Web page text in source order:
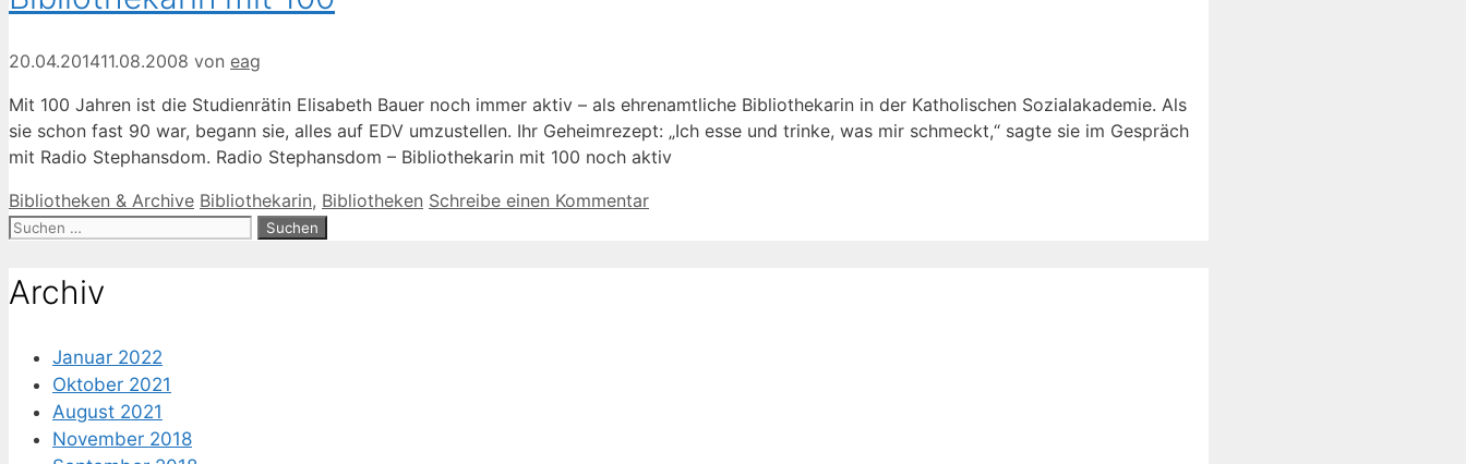
20.04.201411.08.2008 von eag
Mit 100 Jahren ist die Studienrätin Elisabeth Bauer noch immer aktiv – als ehrenamtliche Bibliothekarin in der Katholischen Sozialakademie. Als
sie schon fast 90 war, begann sie, alles auf EDV umzustellen. Ihr Geheimrezept: „Ich esse und trinke, was mir schmeckt,“ sagte sie im Gespräch
mit Radio Stephansdom. Radio Stephansdom – Bibliothekarin mit 100 noch aktiv
Kategorien
Bibliotheken & Archive Schlagwörter
Bibliothekarin, Bibliotheken Schreibe einen Kommentar
Suche
Archiv
Januar 2022
Oktober 2021
August 2021
November 2018